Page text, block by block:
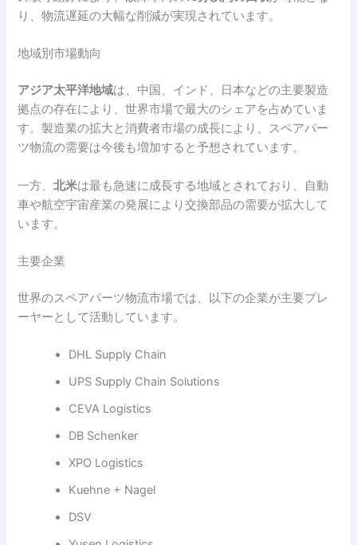
り、物流遅延の大幅な削減が実現されています。
地域別市場動向
アジア太平洋地域は、中国、インド、日本などの主要製造
拠点の存在により、世界市場で最大のシェアを占めていま
す。製造業の拡大と消費者市場の成長により、スペアパー
ツ物流の需要は今後も増加すると予想されています。
一方、北米は最も急速に成長する地域とされており、自動
車や航空宇宙産業の発展により交換部品の需要が拡大して
います。
主要企業
世界のスペアパーツ物流市場では、以下の企業が主要プレ
ーヤーとして活動しています。
DHL Supply Chain
UPS Supply Chain Solutions
CEVA Logistics
DB Schenker
XPO Logistics
Kuehne + Nagel
DSV